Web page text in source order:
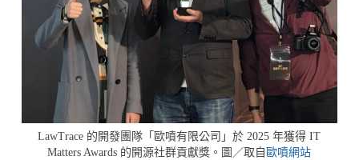
LawTrace 的開發團隊「歐噴有限公司」於 2025 年獲得 IT
Matters Awards 的開源社群貢獻獎。圖／取自 歐噴網站